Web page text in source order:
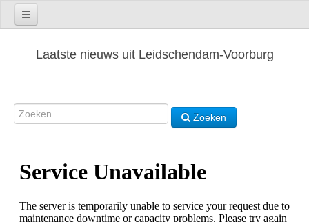
Laatste nieuws uit Leidschendam-Voorburg
Zoeken